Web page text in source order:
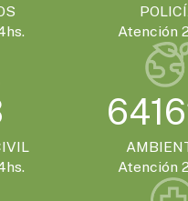
NOVIEMBRE -
Batuque celebra su 4ª
Atención
Atención